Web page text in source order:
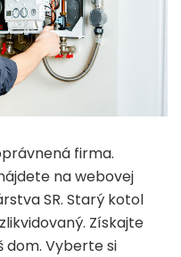
firma.
na webovej
SR. Starý kotol
Získajte
Vyberte si